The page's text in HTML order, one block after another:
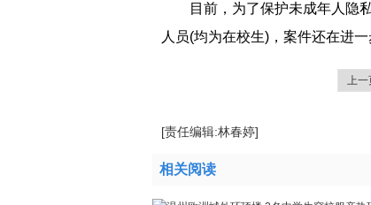
目前，为了保护未成年人隐
人员(均为在校生)，案件还在进
上一
[责任编辑:林春婷]
相关阅读